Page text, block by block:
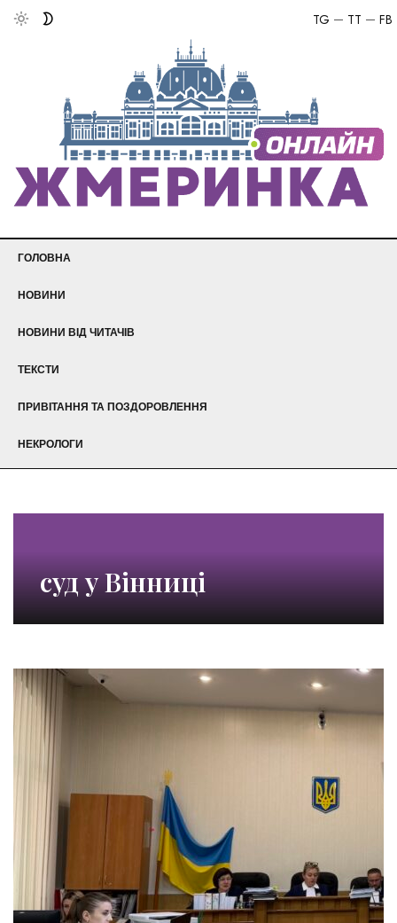
FB
TT
TG
ГОЛОВНА
НОВИНИ
НОВИНИ ВІД ЧИТАЧІВ
ТЕКСТИ
ПРИВІТАННЯ ТА ПОЗДОРОВЛЕННЯ
НЕКРОЛОГИ
суд у Вінниці